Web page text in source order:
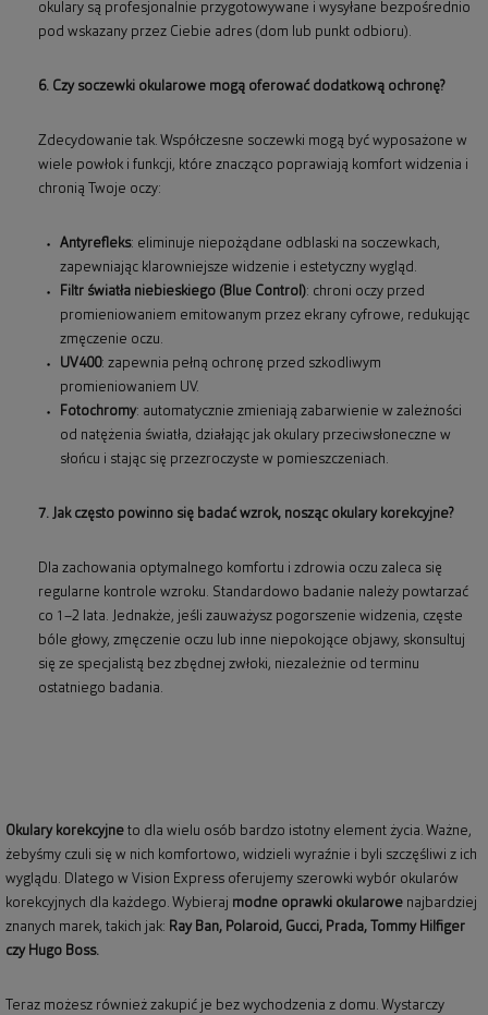
okulary są profesjonalnie przygotowywane i wysyłane bezpośrednio
pod wskazany przez Ciebie adres (dom lub punkt odbioru).
6. Czy soczewki okularowe mogą oferować dodatkową ochronę?
Zdecydowanie tak. Współczesne soczewki mogą być wyposażone w
wiele powłok i funkcji, które znacząco poprawiają komfort widzenia i
chronią Twoje oczy:
Antyrefleks: eliminuje niepożądane odblaski na soczewkach,
zapewniając klarowniejsze widzenie i estetyczny wygląd.
Filtr światła niebieskiego (Blue Control): chroni oczy przed
promieniowaniem emitowanym przez ekrany cyfrowe, redukując
zmęczenie oczu.
UV400: zapewnia pełną ochronę przed szkodliwym
promieniowaniem UV.
Fotochromy: automatycznie zmieniają zabarwienie w zależności
od natężenia światła, działając jak okulary przeciwsłoneczne w
słońcu i stając się przezroczyste w pomieszczeniach.
7. Jak często powinno się badać wzrok, nosząc okulary korekcyjne?
Dla zachowania optymalnego komfortu i zdrowia oczu zaleca się
regularne kontrole wzroku. Standardowo badanie należy powtarzać
co 1–2 lata. Jednakże, jeśli zauważysz pogorszenie widzenia, częste
bóle głowy, zmęczenie oczu lub inne niepokojące objawy, skonsultuj
się ze specjalistą bez zbędnej zwłoki, niezależnie od terminu
ostatniego badania.
Okulary korekcyjne to dla wielu osób bardzo istotny element życia. Ważne,
żebyśmy czuli się w nich komfortowo, widzieli wyraźnie i byli szczęśliwi z ich
wyglądu. Dlatego w Vision Express oferujemy szerowki wybór okularów
korekcyjnych dla każdego. Wybieraj modne oprawki okularowe najbardziej
znanych marek, takich jak: Ray Ban, Polaroid , Gucci, Prada, Tommy Hilfiger
czy Hugo Boss.
Teraz możesz również zakupić je bez wychodzenia z domu. Wystarczy